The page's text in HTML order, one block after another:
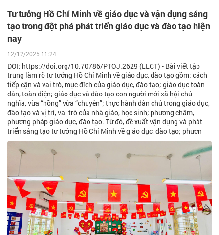
Tư tưởng Hồ Chí Minh về giáo dục và vận dụng sáng
tạo trong đột phá phát triển giáo dục và đào tạo hiện
nay
12/12/2025 11:24
DOI: https://doi.org/10.70786/PTOJ.2629 (LLCT) - Bài viết tập
trung làm rõ tư tưởng Hồ Chí Minh về giáo dục, đào tạo gồm: cách
tiếp cận và vai trò, mục đích của giáo dục, đào tạo; giáo dục toàn
dân, toàn diện; giáo dục và đào tạo con người mới xã hội chủ
nghĩa, vừa “hồng” vừa “chuyên”; thực hành dân chủ trong giáo dục,
đào tạo và vị trí, vai trò của nhà giáo, học sinh; phương châm,
phương pháp giáo dục, đào tạo. Từ đó, đề xuất vận dụng và phát
triển sáng tạo tư tưởng Hồ Chí Minh về giáo dục, đào tạo; phươn